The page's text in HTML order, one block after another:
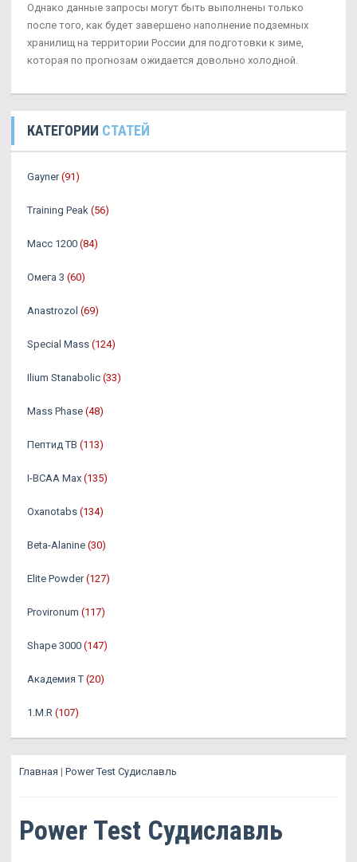
Однако данные запросы могут быть выполнены только
после того, как будет завершено наполнение подземных
хранилищ на территории России для подготовки к зиме,
которая по прогнозам ожидается довольно холодной.
КАТЕГОРИИ СТАТЕЙ
Gayner (91)
Training Peak (56)
Масс 1200 (84)
Омега 3 (60)
Аnastrozol (69)
Special Mass (124)
Ilium Stanabolic (33)
Mass Phase (48)
Пептид TB (113)
I-BCAA Max (135)
Oxanotabs (134)
Beta-Alanine (30)
Elite Powder (127)
Provironum (117)
Shape 3000 (147)
Академия Т (20)
1.M.R (107)
Главная | Power Test Судиславль
Power Test Судиславль